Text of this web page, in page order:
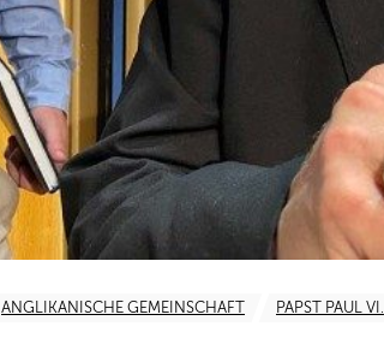
ANGLIKANISCHE GEMEINSCHAFT PAPST PAUL VI.